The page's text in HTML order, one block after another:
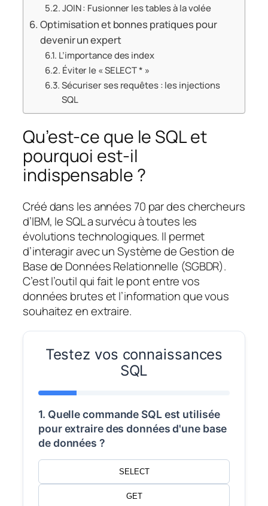
JOIN : Fusionner les tables à la volée
Optimisation et bonnes pratiques pour
devenir un expert
L’importance des index
Éviter le « SELECT * »
Sécuriser ses requêtes : les injections
SQL
Qu’est-ce que le SQL et
pourquoi est-il
indispensable ?
Créé dans les années 70 par des chercheurs
d’IBM, le SQL a survécu à toutes les
évolutions technologiques. Il permet
d’interagir avec un Système de Gestion de
Base de Données Relationnelle (SGBDR).
C’est l’outil qui fait le pont entre vos
données brutes et l’information que vous
souhaitez en extraire.
Testez vos connaissances
SQL
1. Quelle commande SQL est utilisée
pour extraire des données d'une base
de données ?
SELECT
GET